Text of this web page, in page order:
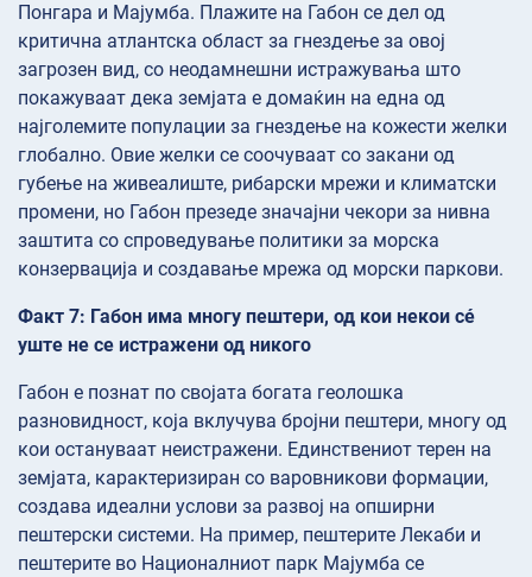
Понгара и Мајумба. Плажите на Габон се дел од
критична атлантска област за гнездење за овој
загрозен вид, со неодамнешни истражувања што
покажуваат дека земјата е домаќин на една од
најголемите популации за гнездење на кожести желки
глобално. Овие желки се соочуваат со закани од
губење на живеалиште, рибарски мрежи и климатски
промени, но Габон презеде значајни чекори за нивна
заштита со спроведување политики за морска
конзервација и создавање мрежа од морски паркови.
Факт 7: Габон има многу пештери, од кои некои сé
уште не се истражени од никого
Габон е познат по својата богата геолошка
разновидност, која вклучува бројни пештери, многу од
кои остануваат неистражени. Единствениот терен на
земјата, карактеризиран со варовникови формации,
создава идеални услови за развој на опширни
пештерски системи. На пример, пештерите Лекаби и
пештерите во Националниот парк Мајумба се